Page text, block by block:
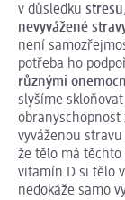
v důsledku
nevyvážené
není
potřeba ho
různými
slyšíme
obranyschopnost
vyváženou
že tělo má
vitamín D si tělo
nedokáže samo